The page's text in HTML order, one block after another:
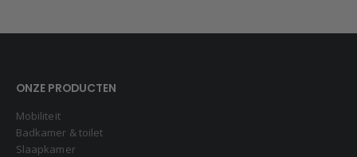
ONZE PRODUCTEN
Mobiliteit
Badkamer & toilet
Slaapkamer